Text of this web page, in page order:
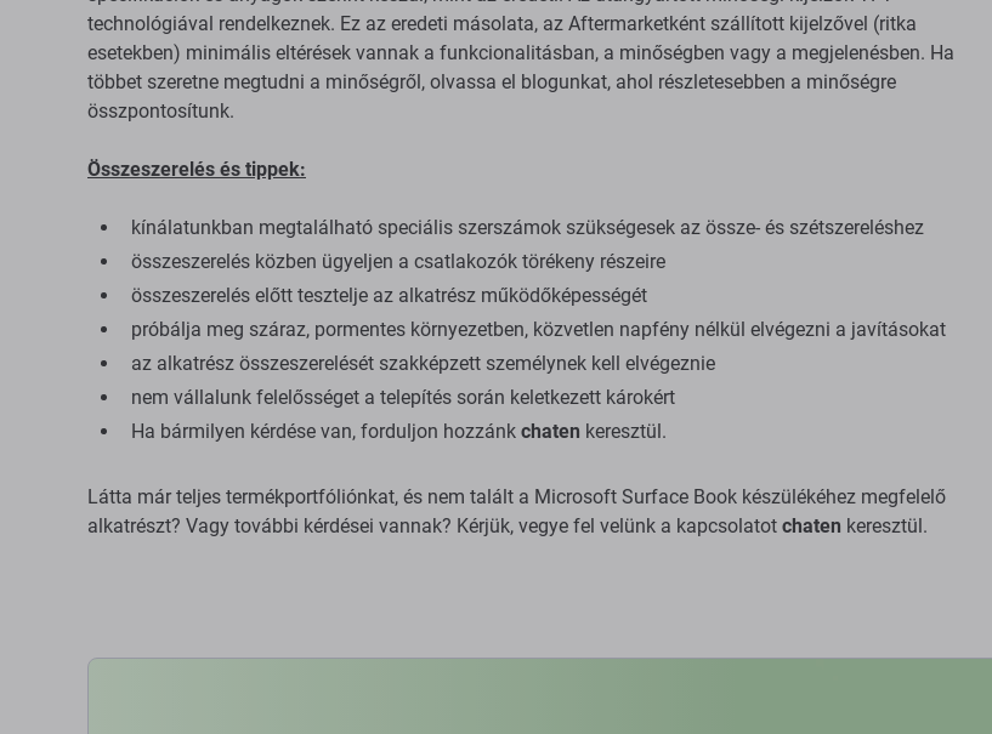
technológiával rendelkeznek. Ez az eredeti másolata, az Aftermarketként szállított kijelzővel (ritka
esetekben) minimális eltérések vannak a funkcionalitásban, a minőségben vagy a megjelenésben. Ha
többet szeretne megtudni a minőségről, olvassa el blogunkat, ahol részletesebben a minőségre
összpontosítunk.
Összeszerelés és tippek:
kínálatunkban megtalálható speciális szerszámok szükségesek az össze- és szétszereléshez
összeszerelés közben ügyeljen a csatlakozók törékeny részeire
összeszerelés előtt tesztelje az alkatrész működőképességét
próbálja meg száraz, pormentes környezetben, közvetlen napfény nélkül elvégezni a javításokat
az alkatrész összeszerelését szakképzett személynek kell elvégeznie
nem vállalunk felelősséget a telepítés során keletkezett károkért
Ha bármilyen kérdése van, forduljon hozzánk chaten keresztül.
Látta már teljes termékportfóliónkat, és nem talált a Microsoft Surface Book készülékéhez megfelelő
alkatrészt? Vagy további kérdései vannak? Kérjük, vegye fel velünk a kapcsolatot chaten keresztül.